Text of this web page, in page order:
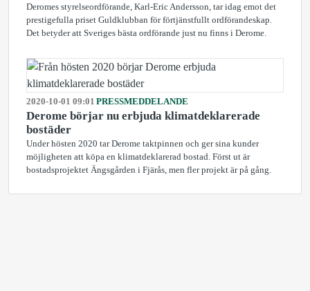
Deromes styrelseordförande, Karl-Eric Andersson, tar idag emot det
prestigefulla priset Guldklubban för förtjänstfullt ordförandeskap.
Det betyder att Sveriges bästa ordförande just nu finns i Derome.
2020-10-01 09:01 PRESSMEDDELANDE
Derome börjar nu erbjuda klimatdeklarerade
bostäder
Under hösten 2020 tar Derome taktpinnen och ger sina kunder
möjligheten att köpa en klimatdeklarerad bostad. Först ut är
bostadsprojektet Ängsgården i Fjärås, men fler projekt är på gång.